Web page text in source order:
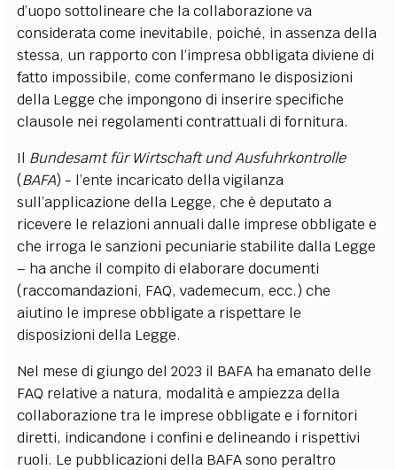
d’uopo sottolineare che la collaborazione va
considerata come inevitabile, poiché, in assenza della
stessa, un rapporto con l’impresa obbligata diviene di
fatto impossibile, come confermano le disposizioni
della Legge che impongono di inserire specifiche
clausole nei regolamenti contrattuali di fornitura.
Il Bundesamt für Wirtschaft und Ausfuhrkontrolle
(BAFA) - l’ente incaricato della vigilanza
sull’applicazione della Legge, che è deputato a
ricevere le relazioni annuali dalle imprese obbligate e
che irroga le sanzioni pecuniarie stabilite dalla Legge
– ha anche il compito di elaborare documenti
(raccomandazioni, FAQ, vademecum, ecc.) che
aiutino le imprese obbligate a rispettare le
disposizioni della Legge.
Nel mese di giungo del 2023 il BAFA ha emanato delle
FAQ relative a natura, modalità e ampiezza della
collaborazione tra le imprese obbligate e i fornitori
diretti, indicandone i confini e delineando i rispettivi
ruoli. Le pubblicazioni della BAFA sono peraltro